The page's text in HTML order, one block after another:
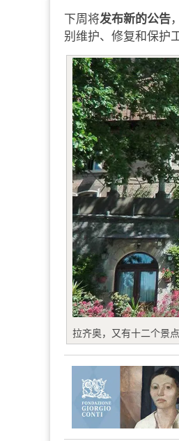
下周将发布新的公告
别维护、修复和保护
拉齐奥，又有十二个景